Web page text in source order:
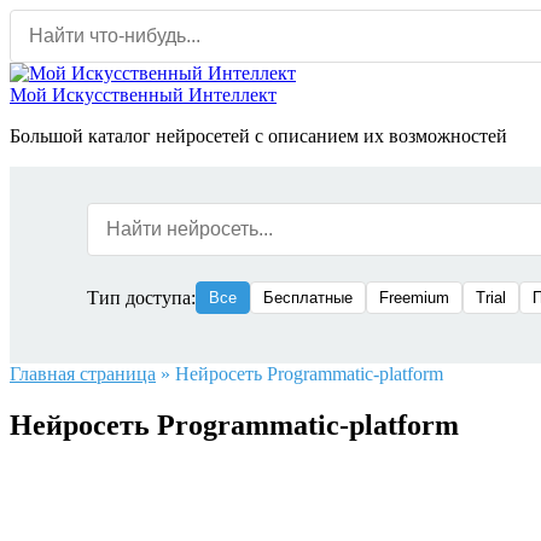
Перейти
содержанию
Мой Искусственный Интеллект
Большой каталог нейросетей с описанием их возможностей
Тип доступа: Все Бесплатные Freemium Trial
Главная страница » Нейросеть Programmatic-platform
Нейросеть Programmatic-platform